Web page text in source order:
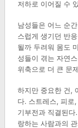
저하로 이어질 수
남성들은 어느 순
스럽게 생기던 반
될까 두려워 몸도
성들이 겪는 자연
위축으로 더 큰 문
하지만 중요한 건,
다. 스트레스, 피로
기부전과 직결된
랑하는 사람과의